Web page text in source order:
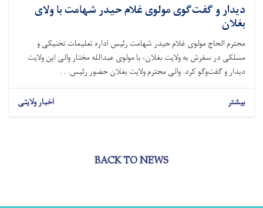
دیدار و گفت‌گوی مولوی غلام حیدر شهامت با ولای
بغلان
محترم الحاج مولوی غلام حیدر شهامت رئیس اداره تعلیمات تخنیکی و
مسلکی در سفرش به ولایت بغلان، با مولوی عبدالله مختار والی این ولایت
دیدار و گفت‌وگو کرد. والی محترم ولایت بغلان حضور رئیس. . .
بیشتر اخبار ولایتی
BACK TO NEWS